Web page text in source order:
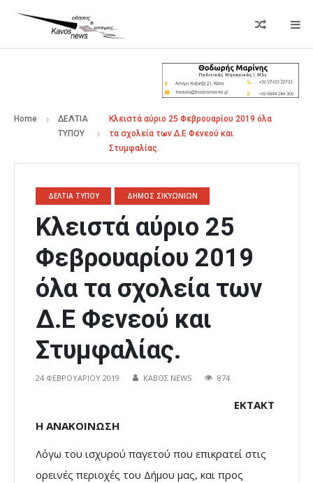
Home
ΔΕΛΤΙΑ
ΤΥΠΟΥ
Κλειστά αύριο 25 Φεβρουαρίου 2019 όλα
τα σχολεία των Δ.Ε Φενεού και
Στυμφαλίας.
ΔΕΛΤΙΑ ΤΥΠΟΥ ΔΗΜΟΣ ΣΙΚΥΩΝΙΩΝ
Κλειστά αύριο 25
Φεβρουαρίου 2019
όλα τα σχολεία των
Δ.Ε Φενεού και
Στυμφαλίας.
24 ΦΕΒΡΟΥΑΡΊΟΥ 2019 ΚΑΒΟΣ NEWS 874
ΕΚΤΑΚΤ
Η ΑΝΑΚΟΙΝΩΣΗ
Λόγω του ισχυρού παγετού που επικρατεί στις
ορεινές περιοχές του Δήμου μας, και προς